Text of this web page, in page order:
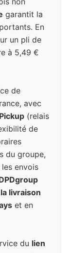
garantit la
En
un pli de
à 5,49 €
de
avec
(relais
de
du groupe,
envois
livraison
et en
du lien